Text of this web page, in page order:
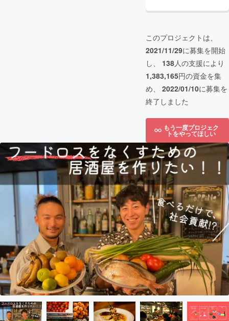
このプロジェクトは、
2021/11/29に募集を開始
し、 138人の支援により
1,383,165円の資金を集
め、 2022/01/10に募集を
終了しました
もう一度プロジェク
トをやってほしい